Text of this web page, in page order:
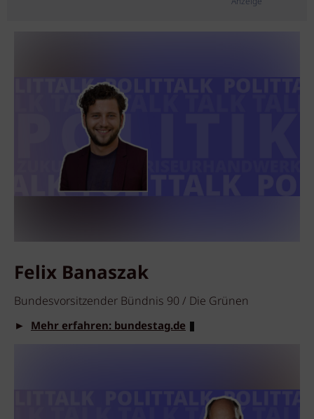
Felix Banaszak
Bundesvorsitzender Bündnis 90 / Die Grünen
► Mehr erfahren: bundestag.de